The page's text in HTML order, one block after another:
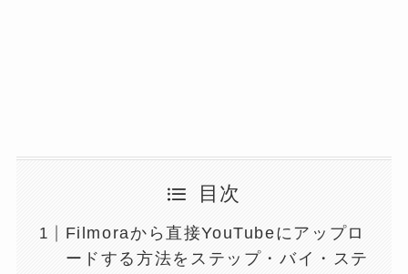
目次
Filmoraから直接YouTubeにアップロ
ードする方法をステップ・バイ・ステ